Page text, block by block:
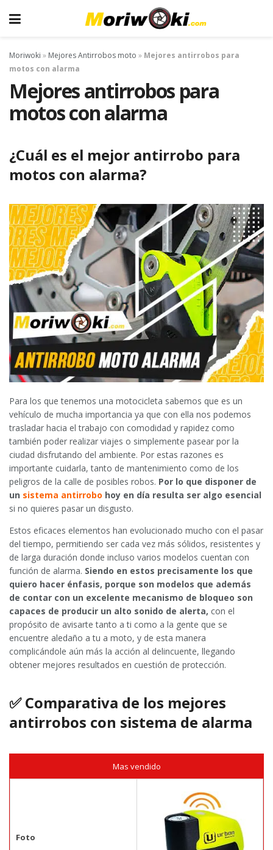
Moriwoki » Mejores Antirrobos moto » Mejores antirrobos para
motos con alarma
Mejores antirrobos para
motos con alarma
¿Cuál es el mejor antirrobo para
motos con alarma?
Para los que tenemos una motocicleta sabemos que es un
vehículo de mucha importancia ya que con ella nos podemos
trasladar hacia el trabajo con comodidad y rapidez como
también poder realizar viajes o simplemente pasear por la
ciudad disfrutando del ambiente. Por estas razones es
importante cuidarla, tanto de mantenimiento como de los
peligros de la calle de posibles robos. Por lo que disponer de
un sistema antirrobo hoy en día resulta ser algo esencial
si no quieres pasar un disgusto.
Estos eficaces elementos han evolucionado mucho con el pasar
del tiempo, permitiendo ser cada vez más sólidos, resistentes y
de larga duración donde incluso varios modelos cuentan con
función de alarma. Siendo en estos precisamente los que
quiero hacer énfasis, porque son modelos que además
de contar con un excelente mecanismo de bloqueo son
capaces de producir un alto sonido de alerta, con el
propósito de avisarte tanto a ti como a la gente que se
encuentre aledaño a tu a moto, y de esta manera
complicándole aún más la acción al delincuente, llegando
obtener mejores resultados en cuestión de protección.
✅ Comparativa de los mejores
antirrobos con sistema de alarma
Mas vendido
Foto